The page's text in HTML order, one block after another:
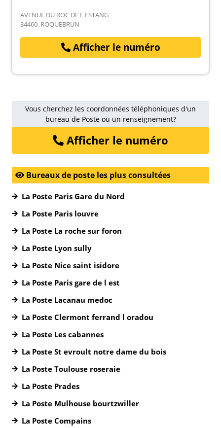
AVENUE DU ROC DE L ESTANG
34460, ROQUEBRUN
Afficher le numéro
Vous cherchez les coordonnées téléphoniques d'un
bureau de Poste ou un renseignement?
Afficher le numéro
Bureaux de poste les plus consultées
La Poste Paris Gare du Nord
La Poste Paris louvre
La Poste La roche sur foron
La Poste Lyon sully
La Poste Nice saint isidore
La Poste Paris gare de l est
La Poste Lacanau medoc
La Poste Clermont ferrand l oradou
La Poste Les cabannes
La Poste St evroult notre dame du bois
La Poste Toulouse roseraie
La Poste Prades
La Poste Mulhouse bourtzwiller
La Poste Compains